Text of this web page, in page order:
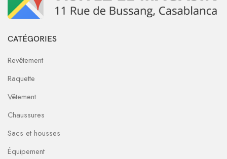
CATÉGORIES
Revêtement
Raquette
Vêtement
Chaussures
Sacs et housses
Équipement